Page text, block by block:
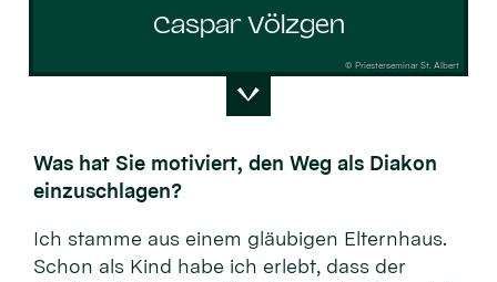
Caspar Völzgen
© Priesterseminar St. Albert
Was hat Sie motiviert, den Weg als Diakon
einzuschlagen?
Ich stamme aus einem gläubigen Elternhaus.
Schon als Kind habe ich erlebt, dass der